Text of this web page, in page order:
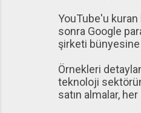
YouTube'u
sonra Google
şirketi bünyesine
Örnekleri
teknoloji
satın almalar,